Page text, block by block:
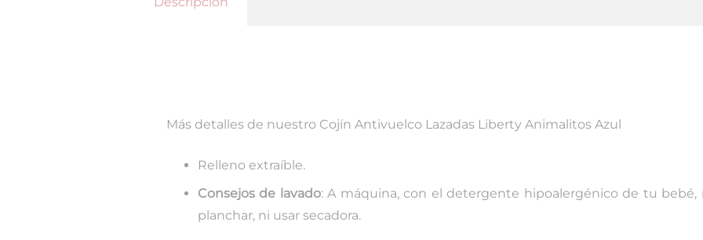
Más detalles de nuestro Cojín Antivuelco Lazadas Liberty Animalitos Azul
Relleno extraíble.
Consejos de lavado: A máquina, con el detergente hipoalergénico de tu bebé,
planchar, ni usar secadora.